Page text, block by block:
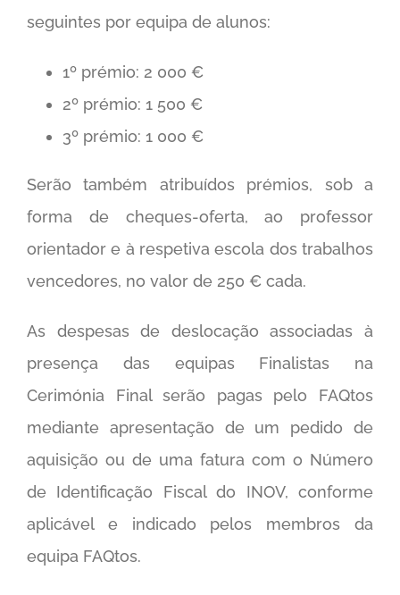
seguintes por equipa de alunos:
1º prémio: 2 000 €
2º prémio: 1 500 €
3º prémio: 1 000 €
Serão também atribuídos prémios, sob a
forma de cheques-oferta, ao professor
orientador e à respetiva escola dos trabalhos
vencedores, no valor de 250 € cada.
As despesas de deslocação associadas à
presença das equipas Finalistas na
Cerimónia Final serão pagas pelo FAQtos
mediante apresentação de um pedido de
aquisição ou de uma fatura com o Número
de Identificação Fiscal do INOV, conforme
aplicável e indicado pelos membros da
equipa FAQtos.